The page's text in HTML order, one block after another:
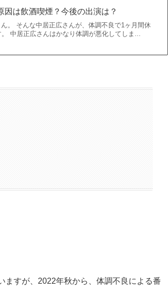
は飲酒喫煙？今後の出演は？
。 そんな中居正広さんが、体調不良で1ヶ月間休
中居正広さんはかなり体調が悪化してしま...
ますが、2022年秋から、体調不良による番